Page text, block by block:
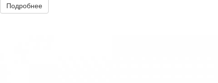
Подробнее